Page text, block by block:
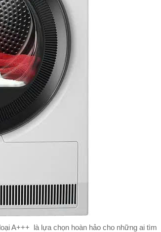
A+++ là lựa chọn hoàn hảo cho những ai tìm